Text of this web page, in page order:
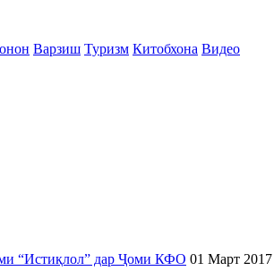
Варзиш Туризм Китобхона Видео
“Истиқлол” дар Ҷоми КФО 01 Март 2017